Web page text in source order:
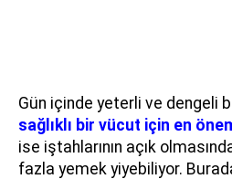
Gün içinde yeterli ve dengeli
sağlıklı bir vücut için en
ise iştahlarının açık
fazla yemek yiyebiliyor.